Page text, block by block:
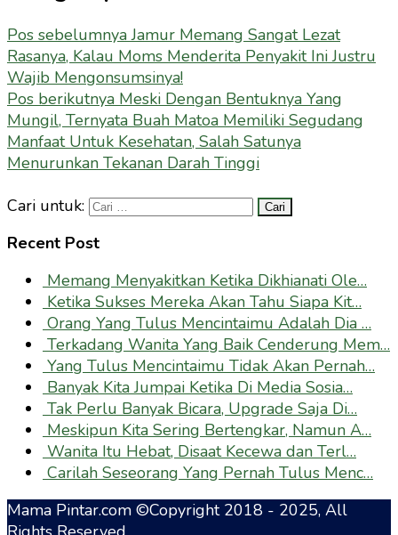
Pos sebelumnyaJamur Memang Sangat Lezat
Rasanya, Kalau Moms Menderita Penyakit Ini Justru
Wajib Mengonsumsinya!
Pos berikutnya Meski Dengan Bentuknya Yang
Mungil, Ternyata Buah Matoa Memiliki Segudang
Manfaat Untuk Kesehatan, Salah Satunya
Menurunkan Tekanan Darah Tinggi
Cari untuk:
Recent Post
Memang Menyakitkan Ketika Dikhianati Ole…
Ketika Sukses Mereka Akan Tahu Siapa Kit…
Orang Yang Tulus Mencintaimu Adalah Dia …
Terkadang Wanita Yang Baik Cenderung Mem…
Yang Tulus Mencintaimu Tidak Akan Pernah…
Banyak Kita Jumpai Ketika Di Media Sosia…
Tak Perlu Banyak Bicara, Upgrade Saja Di…
Meskipun Kita Sering Bertengkar, Namun A…
Wanita Itu Hebat, Disaat Kecewa dan Terl…
Carilah Seseorang Yang Pernah Tulus Menc…
Mama Pintar.com ©Copyright 2018 - 2025, All